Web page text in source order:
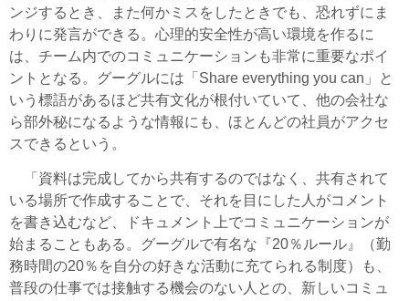
ンジするとき、また何かミスをしたときでも、恐れずにま
わりに発言ができる。心理的安全性が高い環境を作るに
は、チーム内でのコミュニケーションも非常に重要なポイ
ントとなる。グーグルには「Share everything you can」と
いう標語があるほど共有文化が根付いていて、他の会社な
ら部外秘になるような情報にも、ほとんどの社員がアクセ
スできるという。
「資料は完成してから共有するのではなく、共有されて
いる場所で作成することで、それを目にした人がコメント
を書き込むなど、ドキュメント上でコミュニケーションが
始まることもある。グーグルで有名な『20％ルール』（勤
務時間の20％を自分の好きな活動に充てられる制度）も、
普段の仕事では接触する機会のない人との、新しいコミュ